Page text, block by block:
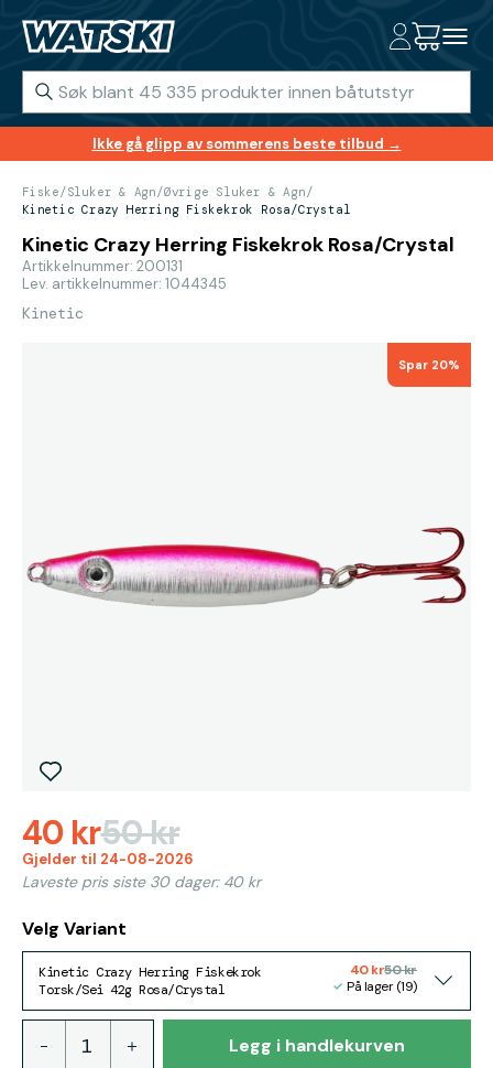
Ikke gå glipp av sommerens beste tilbud →
Fiske/Sluker & Agn/Øvrige Sluker & Agn/
Kinetic Crazy Herring Fiskekrok Rosa/Crystal
Kinetic Crazy Herring Fiskekrok Rosa/Crystal
Artikkelnummer: 200131
Lev. artikkelnummer: 1044345
Kinetic
Spar 20%
40 kr50 kr
Gjelder til 24-08-2026
Laveste pris siste 30 dager: 40 kr
Velg Variant
Kinetic Crazy Herring Fiskekrok
Torsk/Sei 42g Rosa/Crystal
40 kr50 kr
På lager (19)
Legg i handlekurven